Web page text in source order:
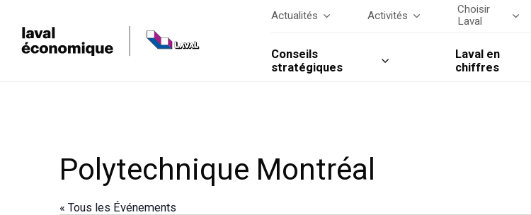
Actualités Activités
Choisir
Laval
Conseils
stratégiques
Laval en
chiffres
Polytechnique Montréal
« Tous les Événements